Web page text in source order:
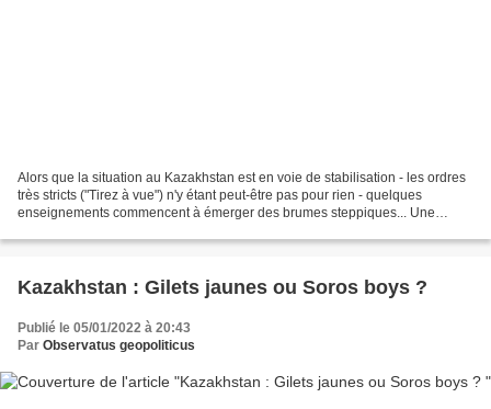
Alors que la situation au Kazakhstan est en voie de stabilisation - les ordres
très stricts ("Tirez à vue") n'y étant peut-être pas pour rien - quelques
enseignements commencent à émerger des brumes steppiques... Une
Kazakhstan : Gilets jaunes ou Soros boys ?
Publié le 05/01/2022 à 20:43
Par Observatus geopoliticus